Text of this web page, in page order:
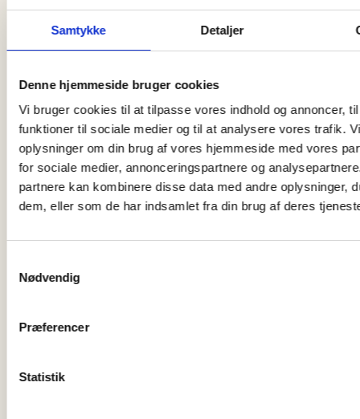
Samtykke Detaljer
Denne hjemmeside bruger cookies
Vi bruger cookies til at tilpasse vores indhold og annoncer,
funktioner til sociale medier og til at analysere vores trafik.
oplysninger om din brug af vores hjemmeside med vores
for sociale medier, annonceringspartnere og
partnere kan kombinere disse data med andre oplysninger,
dem, eller som de har indsamlet fra din brug af deres
Nødvendig
Præferencer
Statistik
RELATEREDE
EJENDOMSMÆGLER